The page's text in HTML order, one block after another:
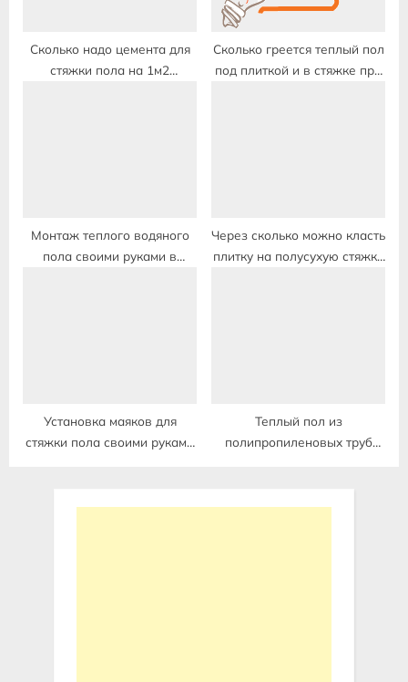
:
Сколько надо цемента для
стяжки пола на 1м2
Сколько греется теплый пол
под плиткой и в стяжке при
Монтаж теплого водяного
пола своими руками в
Через сколько можно класть
плитку на полусухую стяжку
Установка маяков для
стяжки пола своими руками
Теплый пол из
полипропиленовых труб